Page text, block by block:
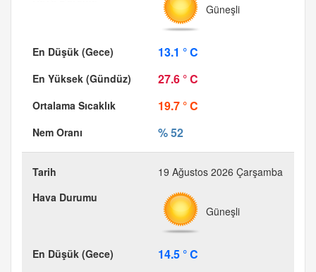
Güneşli
13.1 ° C
27.6 ° C
19.7 ° C
% 52
19 Ağustos 2026 Çarşamba
Güneşli
14.5 ° C